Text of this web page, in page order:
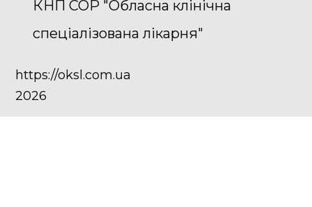
КНП СОР "Обласна клінічна
спеціалізована лікарня"
https://oksl.com.ua
2026